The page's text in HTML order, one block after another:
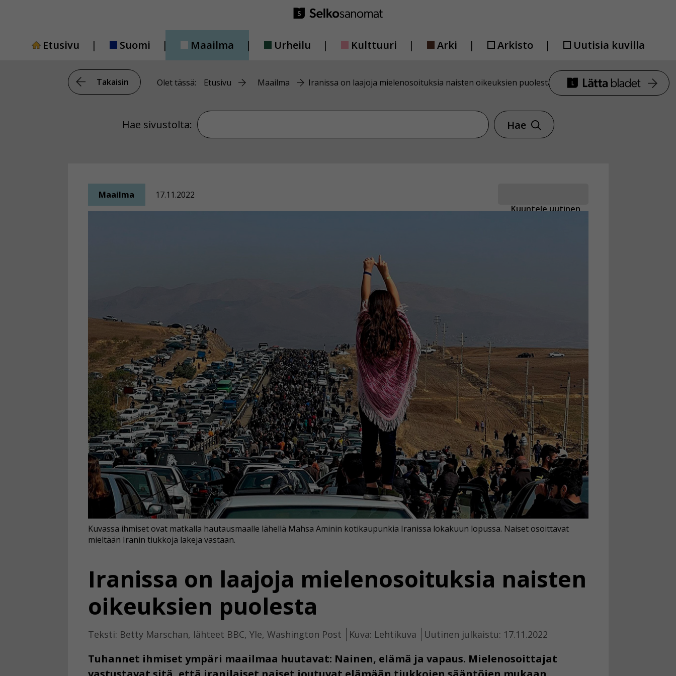
Etusivu
Suomi Maailma Urheilu Kulttuuri Arki Arkisto Uutisia kuvilla
Takaisin Olet tässä: Etusivu Maailma Iranissa on laajoja mielenosoituksia naisten oikeuksien puolesta
Hae sivustolta: Hae sivustolta
Hae
Kuuntele uutinen
Maailma 17.11.2022
Iranissa on laajoja mielenosoituksia naisten
oikeuksien puolesta
Teksti: Betty Marschan, lähteet BBC, Yle, Washington Post Kuva: Lehtikuva Uutinen julkaistu: 17.11.2022
Tuhannet ihmiset ympäri maailmaa huutavat: Nainen, elämä ja vapaus. Mielenosoittajat
Kuvassa ihmiset ovat matkalla hautausmaalle lähellä Mahsa Aminin kotikaupunkia Iranissa lokakuun lopussa. Naiset osoittavat
mieltään Iranin tiukkoja lakeja vastaan.